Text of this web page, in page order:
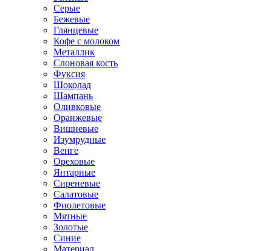
Серые
Бежевые
Глянцевые
Кофе с молоком
Металлик
Слоновая кость
Фуксия
Шоколад
Шампань
Оливковые
Оранжевые
Вишневые
Изумрудные
Венге
Ореховые
Янтарные
Сиреневые
Салатовые
Фиолетовые
Мятные
Золотые
Синие
Материал